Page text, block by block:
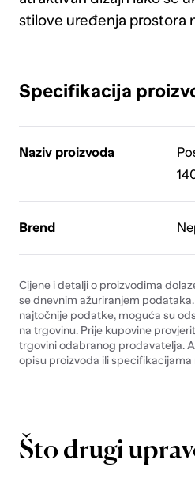
stilove uređenja prostora
Specifikacija
Naziv proizvoda
Brend
Cijene i detalji o proizvodima
se dnevnim ažuriranjem
najtočnije podatke, moguća su
na trgovinu. Prije kupovine
trgovini odabranog prodavatelja.
opisu proizvoda ili specifikacijama
Što drugi